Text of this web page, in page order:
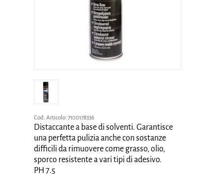
Cod. Articolo: 7100178336
Distaccante a base di solventi. Garantisce
una perfetta pulizia anche con sostanze
difficili da rimuovere come grasso, olio,
sporco resistente a vari tipi di adesivo.
PH 7.5